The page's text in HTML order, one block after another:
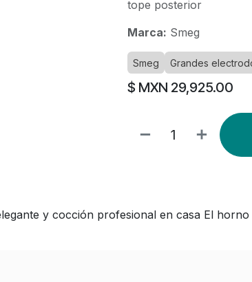
tope posterior
Marca: Smeg
Smeg Grandes
$ MXN 29,925.00
y cocción profesional en casa El horno